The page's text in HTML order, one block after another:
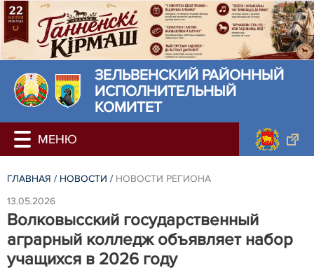
ЗЕЛЬВЕНСКИЙ РАЙОННЫЙ
ИСПОЛНИТЕЛЬНЫЙ
КОМИТЕТ
ГЛАВНАЯ / НОВОСТИ / НОВОСТИ РЕГИОНА
13.05.2026
Волковысский государственный
аграрный колледж объявляет набор
учащихся в 2026 году